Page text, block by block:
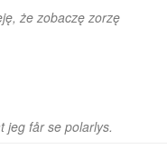
że zobaczę zorzę
jeg får se polarlys.